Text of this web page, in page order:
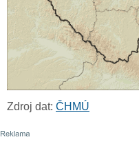
Zdroj dat: ČHMÚ